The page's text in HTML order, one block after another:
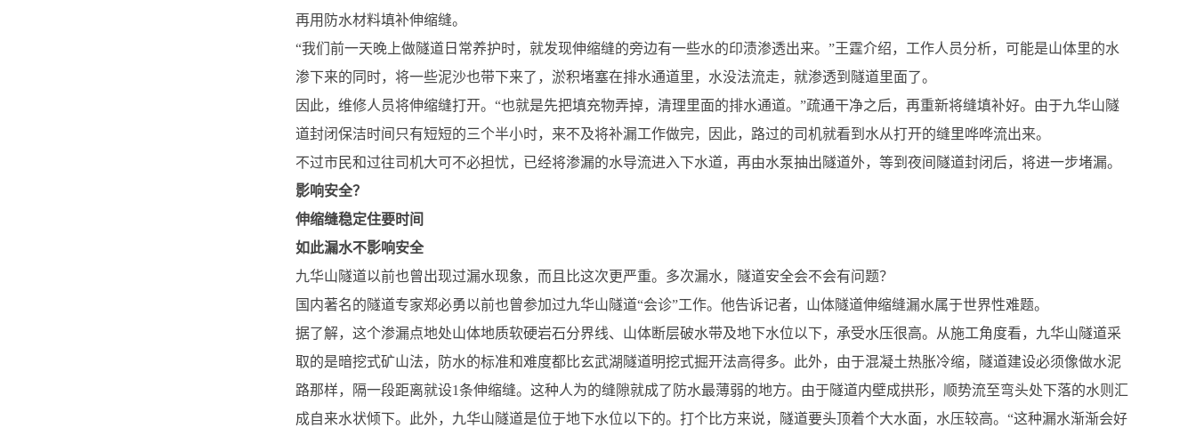
再用防水材料填补伸缩缝。
“我们前一天晚上做隧道日常养护时，就发现伸缩缝的旁边有一些水的印渍渗透出来。”王霆介绍，工作人员分析，可能是山体里的水
渗下来的同时，将一些泥沙也带下来了，淤积堵塞在排水通道里，水没法流走，就渗透到隧道里面了。
因此，维修人员将伸缩缝打开。“也就是先把填充物弄掉，清理里面的排水通道。”疏通干净之后，再重新将缝填补好。由于九华山隧
道封闭保洁时间只有短短的三个半小时，来不及将补漏工作做完，因此，路过的司机就看到水从打开的缝里哗哗流出来。
不过市民和过往司机大可不必担忧，已经将渗漏的水导流进入下水道，再由水泵抽出隧道外，等到夜间隧道封闭后，将进一步堵漏。
影响安全？
伸缩缝稳定住要时间
如此漏水不影响安全
九华山隧道以前也曾出现过漏水现象，而且比这次更严重。多次漏水，隧道安全会不会有问题？
国内著名的隧道专家郑必勇以前也曾参加过九华山隧道“会诊”工作。他告诉记者，山体隧道伸缩缝漏水属于世界性难题。
据了解，这个渗漏点地处山体地质软硬岩石分界线、山体断层破水带及地下水位以下，承受水压很高。从施工角度看，九华山隧道采
取的是暗挖式矿山法，防水的标准和难度都比玄武湖隧道明挖式掘开法高得多。此外，由于混凝土热胀冷缩，隧道建设必须像做水泥
路那样，隔一段距离就设1条伸缩缝。这种人为的缝隙就成了防水最薄弱的地方。由于隧道内壁成拱形，顺势流至弯头处下落的水则汇
成自来水状倾下。此外，九华山隧道是位于地下水位以下的。打个比方来说，隧道要头顶着个大水面，水压较高。“这种漏水渐渐会好